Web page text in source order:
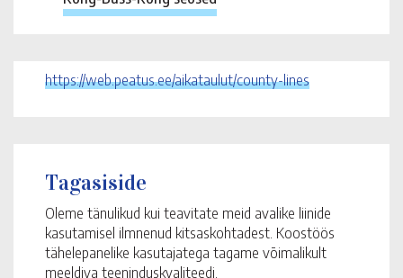
https://web.peatus.ee/aikataulut/county-lines
Tagasiside
Oleme tänulikud kui teavitate meid avalike liinide
kasutamisel ilmnenud kitsaskohtadest. Koostöös
tähelepanelike kasutajatega tagame võimalikult
meeldiva teeninduskvaliteedi.